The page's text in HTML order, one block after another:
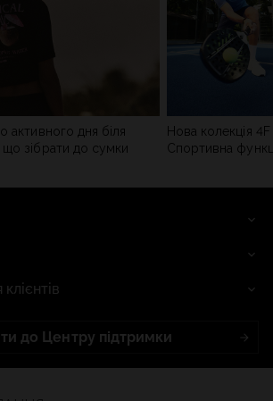
активного дня біля
зібрати до сумки
Нова колекція
Спортивна
до Центру підтримки